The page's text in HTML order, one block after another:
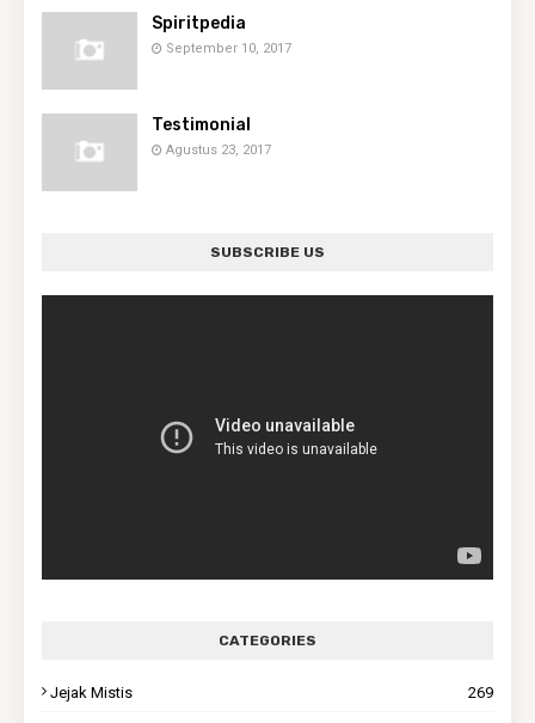
Spiritpedia
September 10, 2017
Testimonial
Agustus 23, 2017
SUBSCRIBE US
CATEGORIES
Jejak Mistis 269